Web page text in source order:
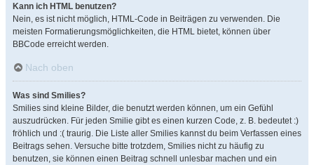
Kann ich HTML benutzen?
Nein, es ist nicht möglich, HTML-Code in Beiträgen zu verwenden. Die
meisten Formatierungsmöglichkeiten, die HTML bietet, können über
BBCode erreicht werden.
Nach oben
Was sind Smilies?
Smilies sind kleine Bilder, die benutzt werden können, um ein Gefühl
auszudrücken. Für jeden Smilie gibt es einen kurzen Code, z. B. bedeutet :)
fröhlich und :( traurig. Die Liste aller Smilies kannst du beim Verfassen eines
Beitrags sehen. Versuche bitte trotzdem, Smilies nicht zu häufig zu
benutzen, sie können einen Beitrag schnell unlesbar machen und ein